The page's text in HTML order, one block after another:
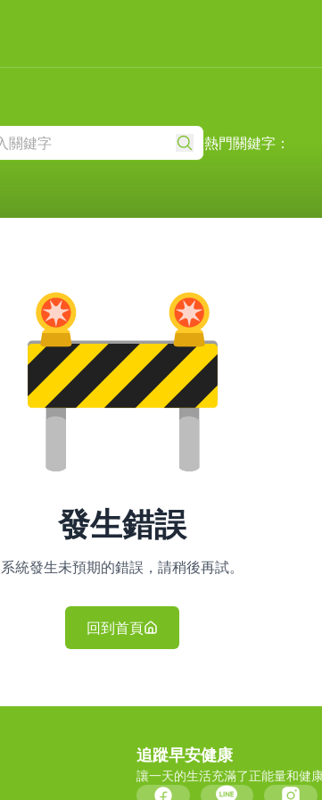
熱門關鍵字：
發生錯誤
系統發生未預期的錯誤，請稍後再試。
回到首頁
追蹤早安健康
讓一天的生活充滿了正能量和健